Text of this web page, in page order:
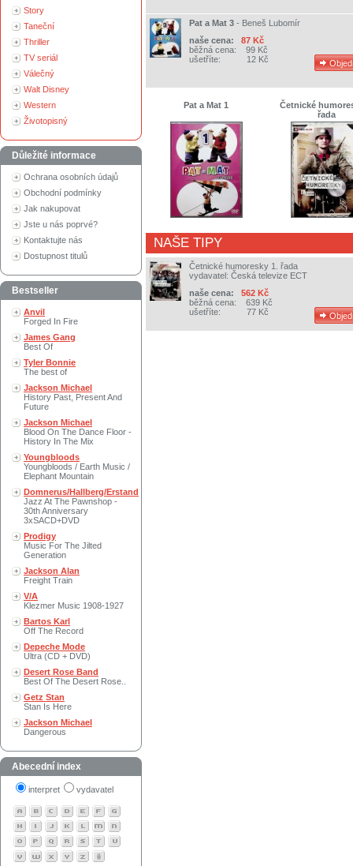
Story
Taneční
Thriller
TV seriál
Válečný
Walt Disney
Western
Životopisný
Důležité informace
Ochrana osobních údajů
Obchodní podmínky
Jak nakupovat
Jste u nás poprvé?
Kontaktujte nás
Dostupnost titulů
Bestseller
Anvil
Forged In Fire
James Gang
Best Of
Tyler Bonnie
The best of
Jackson Michael
History Past, Present And
Future
Jackson Michael
Blood On The Dance Floor -
History In The Mix
Youngbloods
Youngbloods / Earth Music /
Elephant Mountain
Domnerus/Hallberg/Erstand
Jazz At The Pawnshop -
30th Anniversary
3xSACD+DVD
Prodigy
Music For The Jilted
Generation
Jackson Alan
Freight Train
V/A
Klezmer Music 1908-1927
Bartos Karl
Off The Record
Depeche Mode
Ultra (CD + DVD)
Desert Rose Band
Best Of The Desert Rose..
Getz Stan
Stan Is Here
Jackson Michael
Dangerous
Abecední index
interpret vydavatel
Pat a Mat 3 - Beneš Lubomír
naše cena:
87 Kč
běžná cena: 99 Kč
ušetříte: 12 Kč
Pat a Mat 1
Četnické
řada
NAŠE TIPY
Četnické humoresky 1. řada
vydavatel: Česká televize ECT
naše cena:
562 Kč
běžná cena: 639 Kč
ušetříte: 77 Kč